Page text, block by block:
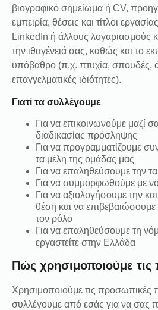
βιογραφικό σημείωμα ή CV,
εμπειρία, θέσεις και τίτλοι
LinkedIn ή άλλους λογαριασμούς
την ιθαγένειά σας, καθώς και το
υπόβαθρο (π.χ. πτυχία, σπουδές,
επαγγελματικές ιδιότητες).
Γιατί τα συλλέγουμε
Για να επικοινωνούμε μαζί
διαδικασίας πρόσληψης
Για να προγραμματίζουμε
τα μέλη της ομάδας μας
Για να επαληθεύσουμε την
Για να συμμορφωθούμε με
Για να αξιολογήσουμε την
θέση και να επιβεβαιώσουμε
τον ρόλο
Για να επαληθεύσουμε τη
εργαστείτε στην Ελλάδα
Πώς χρησιμοποιούμε
Χρησιμοποιούμε τις προσωπικές
συλλέγουμε από εσάς για να σας